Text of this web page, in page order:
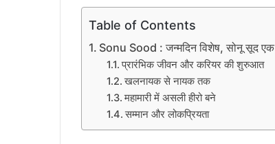
Table of Contents
Sonu Sood : जन्मदिन विशेष, सोनू सूद एक
प्रारंभिक जीवन और करियर की शुरुआत
खलनायक से नायक तक
महामारी में असली हीरो बने
सम्मान और लोकप्रियता